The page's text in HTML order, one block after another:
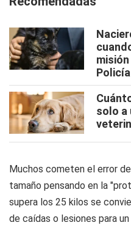
Policía
solo a
Muchos cometen el error
tamaño pensando en la
supera los 25 kilos se
de caídas o lesiones para